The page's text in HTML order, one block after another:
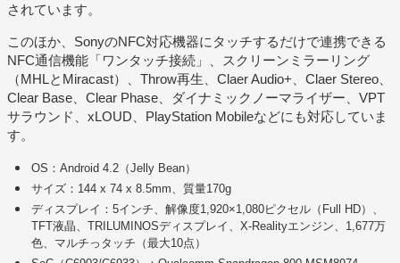
されています。
このほか、SonyのNFC対応機器にタッチするだけで連携できる
NFC通信機能「ワンタッチ接続」、スクリーンミラーリング
（MHLとMiracast）、Throw再生、Claer Audio+、Claer Stereo、
Clear Base、Clear Phase、ダイナミックノーマライザー、VPT
サラウンド、xLOUD、PlayStation Mobileなどにも対応していま
す。
OS：Android 4.2（Jelly Bean）
サイズ：144 x 74 x 8.5mm、質量170g
ディスプレイ：5インチ、解像度1,920×1,080ピクセル（Full HD）、
TFT液晶、TRILUMINOSディスプレイ、X-Realityエンジン、1,677万
色、マルチっタッチ（最大10点）